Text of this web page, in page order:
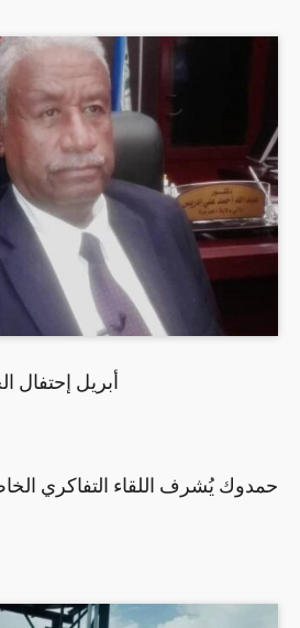
6 أبريل إحتفال
حمدوك يُشرف اللقاء التفاكري